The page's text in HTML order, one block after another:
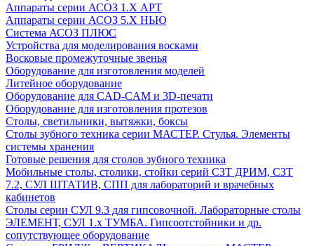
Аппараты серии АСОЗ 1.Х АРТ
Аппараты серии АСОЗ 5.Х НЬЮ
Система АСОЗ ПЛЮС
Устройства для моделирования восками
Восковые промежуточные звенья
Оборудование для изготовления моделей
Литейное оборудование
Оборудование для CAD-CAM и 3D-печати
Оборудование для изготовления протезов
Cтолы, светильники, вытяжки, боксы
Столы зубного техника серии МАСТЕР. Стулья. Элементы
системы хранения
Готовые решения для столов зубного техника
Мобильные столы, столики, стойки серий СЗТ ДРИМ, СЗТ
7.2, СУЛ ШТАТИВ, СПП для лабораторий и врачебных
кабинетов
Столы серии СУЛ 9.3 для гипсовочной. Лабораторные столы
ЭЛЕМЕНТ, СУЛ 1.х ТУМБА. Гипсоотстойники и др.
сопутствующее оборудование